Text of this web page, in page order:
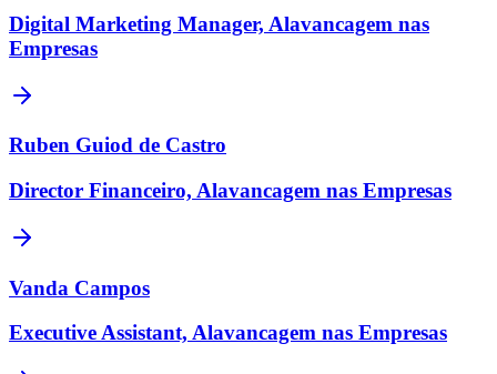
Digital Marketing Manager, Alavancagem nas
Empresas
Ruben Guiod de Castro
Director Financeiro, Alavancagem nas Empresas
Vanda Campos
Executive Assistant, Alavancagem nas Empresas